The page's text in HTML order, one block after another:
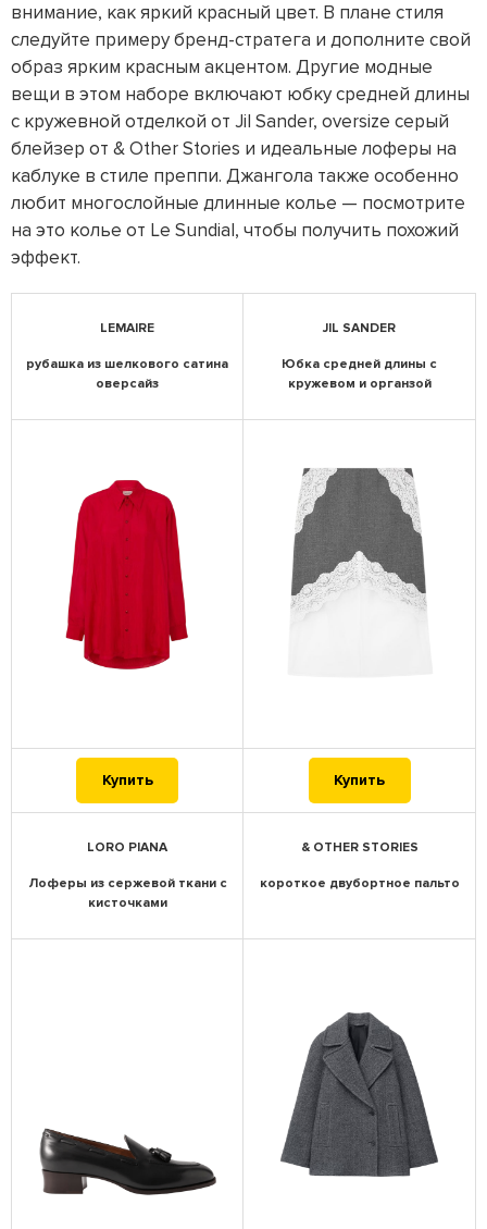
внимание, как яркий красный цвет. В плане стиля
следуйте примеру бренд-стратега и дополните свой
образ ярким красным акцентом. Другие модные
вещи в этом наборе включают юбку средней длины
с кружевной отделкой от Jil Sander, oversize серый
блейзер от & Other Stories и идеальные лоферы на
каблуке в стиле преппи. Джангола также особенно
любит многослойные длинные колье — посмотрите
на это колье от Le Sundial, чтобы получить похожий
эффект.
LEMAIRE
рубашка из шелкового сатина
оверсайз
JIL SANDER
Юбка средней длины с
кружевом и органзой
Купить Купить
LORO PIANA
Лоферы из сержевой ткани с
кисточками
& OTHER STORIES
короткое двубортное пальто